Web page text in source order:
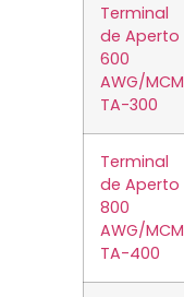
Terminal
de Aperto
600
AWG/MCM
TA-300
Terminal
de Aperto
800
AWG/MCM
TA-400